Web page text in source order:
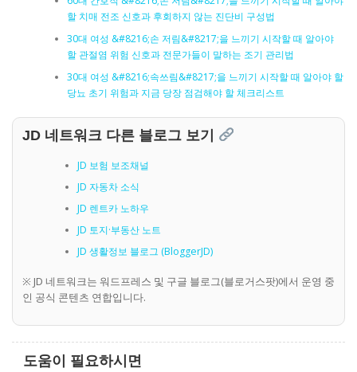
할 치매 전조 신호과 후회하지 않는 진단비 구성법
30대 여성 &#8216;손 저림&#8217;을 느끼기 시작할 때 알아야
할 관절염 위험 신호과 전문가들이 말하는 조기 관리법
30대 여성 &#8216;속쓰림&#8217;을 느끼기 시작할 때 알아야 할
당뇨 초기 위험과 지금 당장 점검해야 할 체크리스트
JD 네트워크 다른 블로그 보기
JD 보험 보조채널
JD 자동차 소식
JD 렌트카 노하우
JD 토지·부동산 노트
JD 생활정보 블로그 (BloggerJD)
※ JD 네트워크는 워드프레스 및 구글 블로그(블로거스팟)에서 운영 중
인 공식 콘텐츠 연합입니다.
도움이 필요하시면